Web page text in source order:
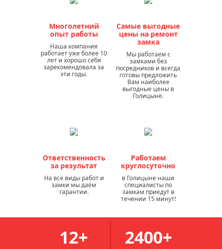
Многолетний
опыт работы
Наша компания
работает уже более 10
лет и хорошо себя
зарекомендовала за
эти годы.
Самые выгодные
цены на ремонт
замка
Мы работаем с
замками без
посредников и всегда
готовы предложить
Вам наиболее
выгодные цены в
Голицыне.
Ответственность
за результат
На все виды работ и
замки мы даём
гарантии.
Работаем
круглосуточно
в Голицыне наши
специалисты по
замкам приедут в
течении 15 минут!
12+ 2400+